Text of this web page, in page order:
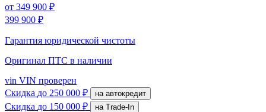
от 349 900 ₽
399 900 ₽
Гарантия юридической чистоты
Оригинал ПТС в наличии
vin VIN проверен
Скидка до 250 000 ₽ на автокредит
Скидка до 150 000 ₽
на Trade-In